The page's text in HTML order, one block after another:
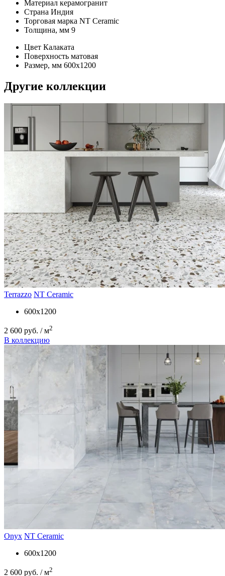
Материал керамогранит
Страна Индия
Торговая марка NT Ceramic
Толщина, мм 9
Цвет Калаката
Поверхность матовая
Размер, мм 600x1200
Другие коллекции
Terrazzo NT Ceramic
600x1200
2 600 руб. / м2
В коллекцию
Onyx NT Ceramic
600x1200
2 600 руб. / м2